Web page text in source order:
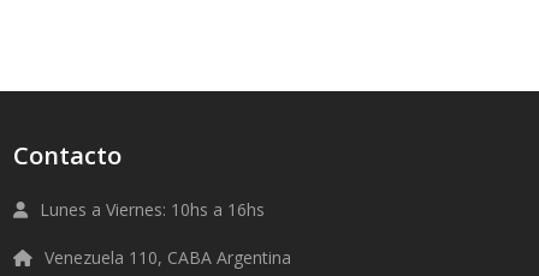
Contacto
Lunes a Viernes: 10hs a 16hs
Venezuela 110, CABA Argentina